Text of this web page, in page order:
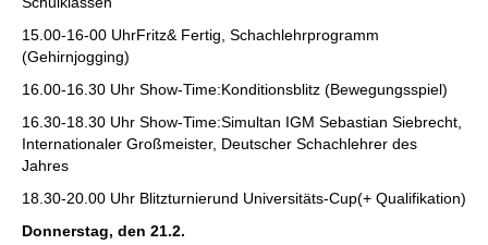
15.00-16-00 UhrFritz& Fertig, Schachlehrprogramm
(Gehirnjogging)
16.00-16.30 Uhr Show-Time:Konditionsblitz (Bewegungsspiel)
16.30-18.30 Uhr Show-Time:Simultan IGM Sebastian Siebrecht,
Internationaler Großmeister, Deutscher Schachlehrer des
Jahres
18.30-20.00 Uhr Blitzturnierund Universitäts-Cup(+ Qualifikation)
Donnerstag, den 21.2.